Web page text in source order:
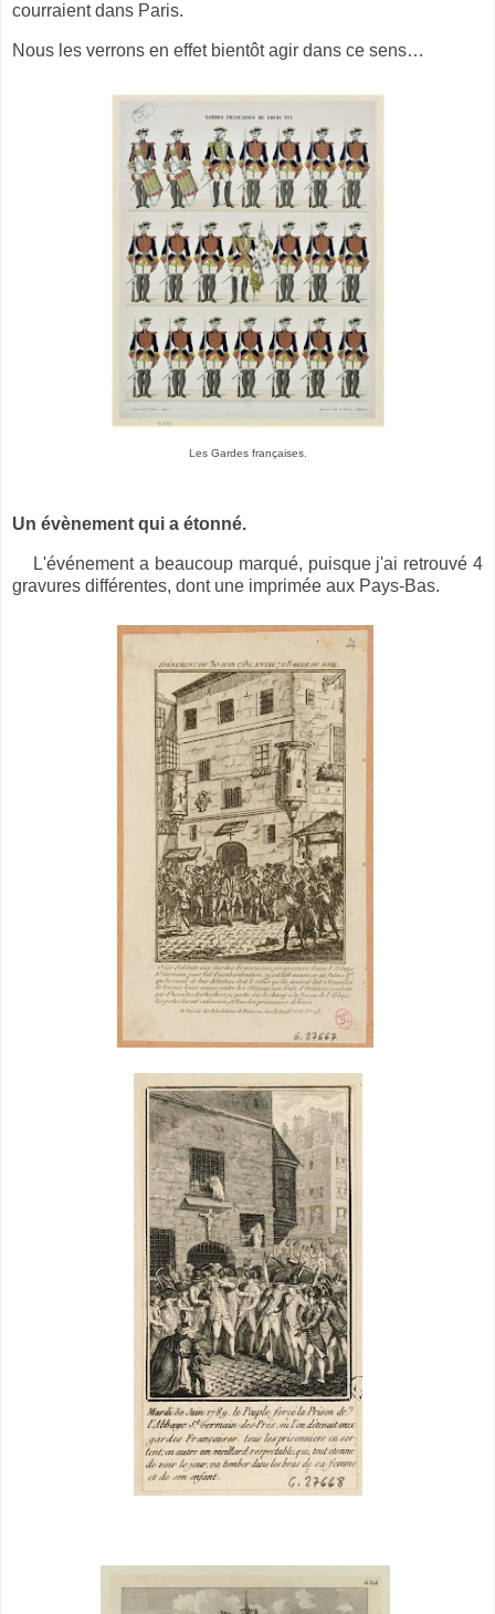
courraient dans Paris.
Nous les verrons en effet bientôt agir dans ce sens…
Les Gardes françaises.
Un évènement qui a étonné.
L'événement a beaucoup marqué, puisque j'ai retrouvé 4
gravures différentes, dont une imprimée aux Pays-Bas.